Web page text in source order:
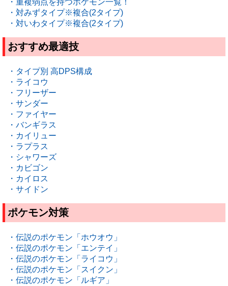
・重複弱点を持つポケモン一覧！
・対みずタイプ※複合(2タイプ)
・対いわタイプ※複合(2タイプ)
おすすめ最適技
・タイプ別 高DPS構成
・ライコウ
・フリーザー
・サンダー
・ファイヤー
・バンギラス
・カイリュー
・ラプラス
・シャワーズ
・カビゴン
・カイロス
・サイドン
ポケモン対策
・伝説のポケモン「ホウオウ」
・伝説のポケモン「エンテイ」
・伝説のポケモン「ライコウ」
・伝説のポケモン「スイクン」
・伝説のポケモン「ルギア」